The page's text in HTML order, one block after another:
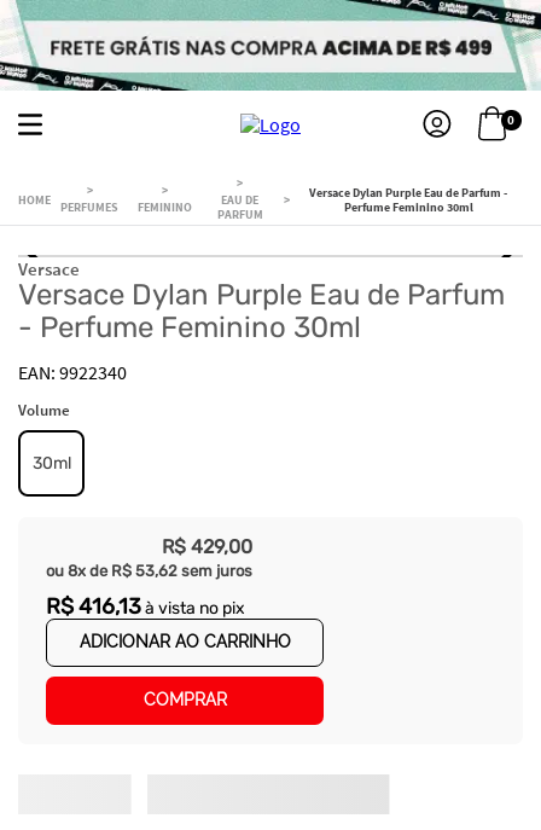
0
PERFUMES FEMININO
EAU DE
PARFUM
Versace Dylan Purple Eau de Parfum -
Perfume Feminino 30ml
Versace
Versace Dylan Purple Eau de Parfum
- Perfume Feminino 30ml
9922340
Volume
30ml
R$ 429,00
ou 8x de R$ 53,62 sem juros
R$416,13à vista no pix
ADICIONAR AO CARRINHO
COMPRAR